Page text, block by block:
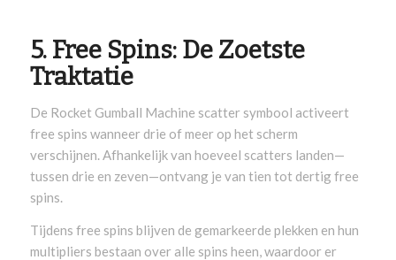
5. Free Spins: De Zoetste
Traktatie
De Rocket Gumball Machine scatter symbool activeert
free spins wanneer drie of meer op het scherm
verschijnen. Afhankelijk van hoeveel scatters landen—
tussen drie en zeven—ontvang je van tien tot dertig free
spins.
Tijdens free spins blijven de gemarkeerde plekken en hun
multipliers bestaan over alle spins heen, waardoor er